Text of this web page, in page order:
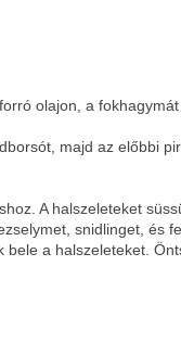
olajon, a fokhagymát
majd az előbbi
A halszeleteket
snidlinget, és
a halszeleteket.